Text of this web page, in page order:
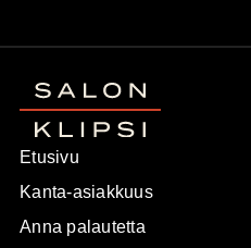
Etusivu
Kanta-asiakkuus
Anna palautetta